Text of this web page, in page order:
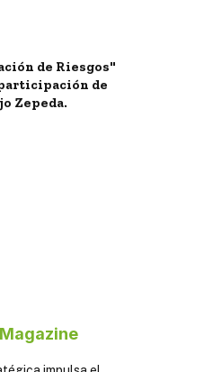
de Riesgos"
de
Zepeda.